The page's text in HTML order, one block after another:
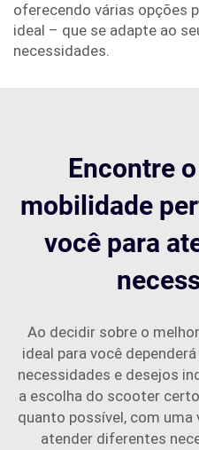
oferecendo várias opções
ideal – que se adapte ao
necessidades.
Encontre
mobilidade
você para
Ao decidir sobre o
ideal para você
necessidades e desejos
a escolha do scooter
quanto possível, com
atender diferentes